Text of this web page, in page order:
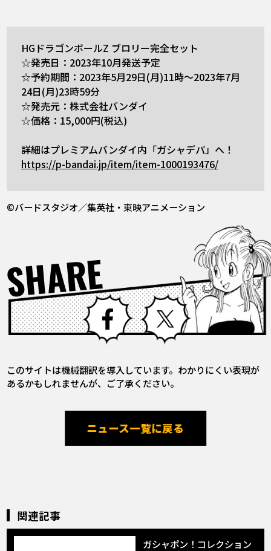
HGドラゴンボールZ ブロリー完全セット
☆発売日：2023年10月発送予定
☆予約期間：2023年5月29日(月)11時～2023年7月
24日(月)23時59分
☆発売元：株式会社バンダイ
☆価格：15,000円(税込)
詳細はプレミアムバンダイ内「ガシャデパ」へ！
https://p-bandai.jp/item/item-1000193476/
©バードスタジオ／集英社・東映アニメーション
SHARE Facebook X
このサイトは機械翻訳を導入しています。わかりにくい表現が
あるかもしれませんが、ご了承ください。
ニュース一覧に戻る
関連記事
ガシャポン！コレクション